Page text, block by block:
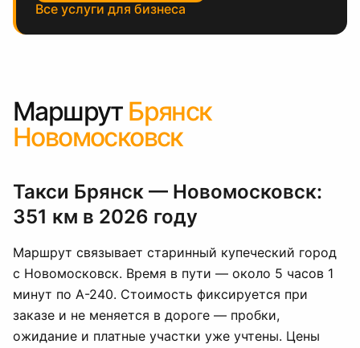
Все услуги для бизнеса
Маршрут Брянск
Новомосковск
Такси Брянск — Новомосковск:
351 км в 2026 году
Маршрут связывает старинный купеческий город
с Новомосковск. Время в пути — около 5 часов 1
минут по А-240. Стоимость фиксируется при
заказе и не меняется в дороге — пробки,
ожидание и платные участки уже учтены. Цены